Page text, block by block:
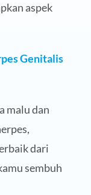
aspek
Genitalis
malu dan
dari
sembuh